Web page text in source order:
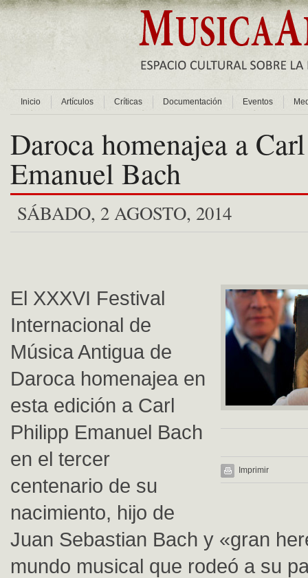
Inicio Artículos Críticas Documentación Eventos
Daroca homenajea a
Emanuel Bach
SÁBADO, 2 AGOSTO, 2014
Imprimir
El XXXVI Festival
Internacional de
Música Antigua de
Daroca homenajea en
esta edición a Carl
Philipp Emanuel Bach
en el tercer
centenario de su
nacimiento, hijo de
Juan Sebastian Bach y «gran
mundo musical que rodeó a su